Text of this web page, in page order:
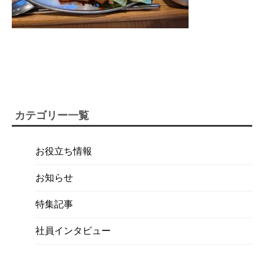
カテゴリー一覧
お役立ち情報
お知らせ
特集記事
社員インタビュー